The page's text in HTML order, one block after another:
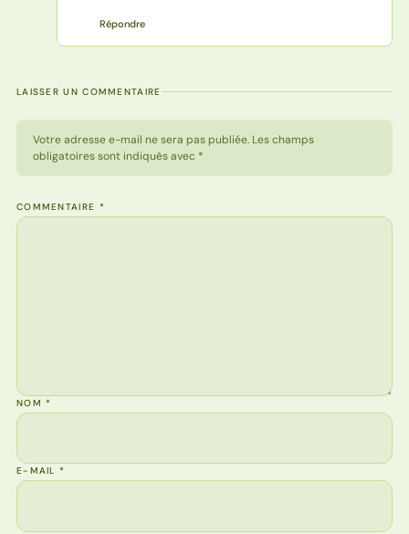
Répondre
LAISSER UN COMMENTAIRE
Votre adresse e-mail ne sera pas publiée. Les champs
obligatoires sont indiqués avec *
COMMENTAIRE *
NOM*
E-MAIL*